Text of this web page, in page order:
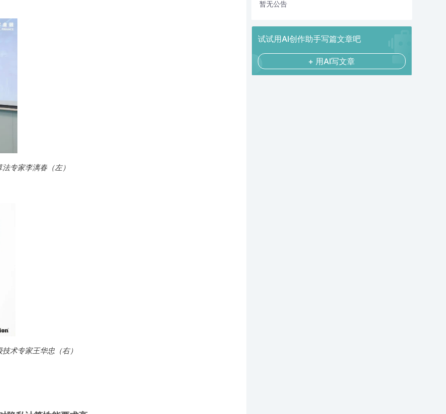
专家李漓春（左）
术专家王华忠（右）
暂无公告
试试用AI创作助手写篇文章吧
+ 用AI写文章